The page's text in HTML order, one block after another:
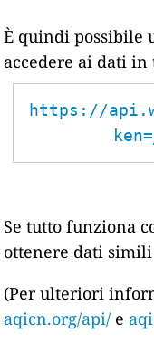
È quindi possibile
accedere ai dati in
https://
Se tutto funziona
ottenere dati
(Per ulteriori
aqicn.org/api/ e